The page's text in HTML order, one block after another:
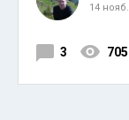
14 нояб.
3